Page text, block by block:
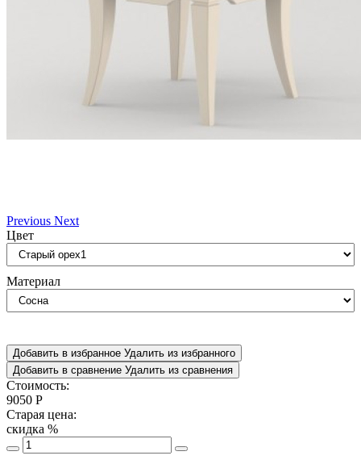
Previous Next
Цвет
Материал
Добавить в избранное Удалить из избранного
Добавить в сравнение Удалить из сравнения
Стоимость:
9050 Р
Старая цена:
скидка %